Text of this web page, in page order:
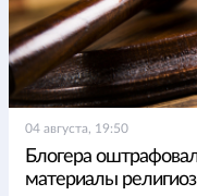
04 августа, 19:50
Блогера
материалы